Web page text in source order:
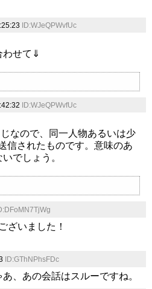
ID:WJeQPWvfUc
わせて⇓
ID:WJeQPWvfUc
なので、同一人物あるいは少
信されたものです。意味のあ
でしょう。
ざいました！
ID:GThNPhsFDc
、あの会話はスルーですね。